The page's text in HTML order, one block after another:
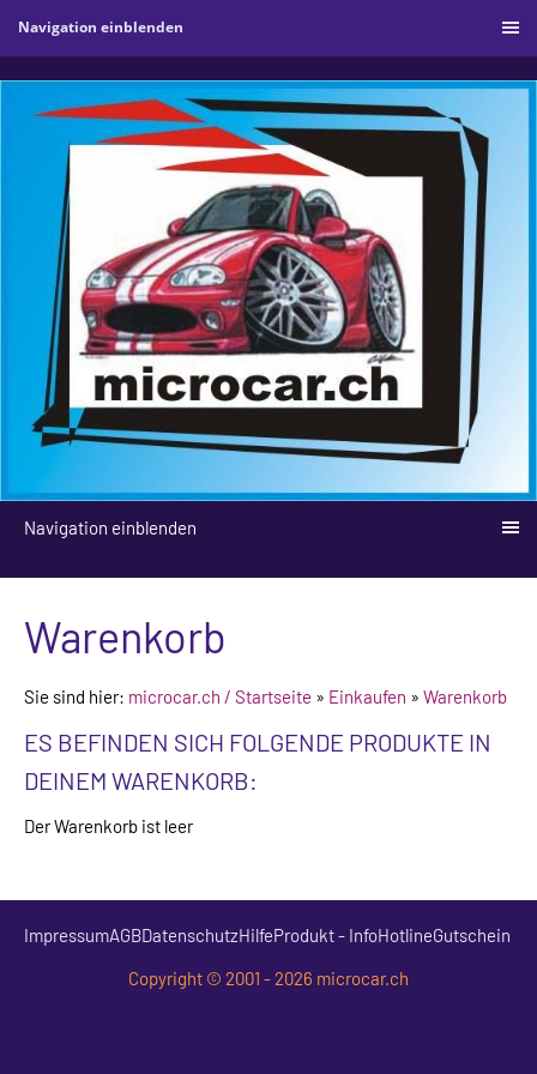
Navigation einblenden
Navigation einblenden
Warenkorb
Sie sind hier: microcar.ch / Startseite » Einkaufen » Warenkorb
ES BEFINDEN SICH FOLGENDE PRODUKTE IN
DEINEM WARENKORB:
Der Warenkorb ist leer
ImpressumAGBDatenschutzHilfeProdukt - InfoHotlineGutschein
Copyright © 2001 - 2026 microcar.ch